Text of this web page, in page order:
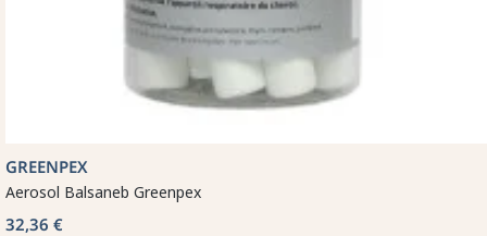
GREENPEX
Aerosol Balsaneb Greenpex
32,36 €